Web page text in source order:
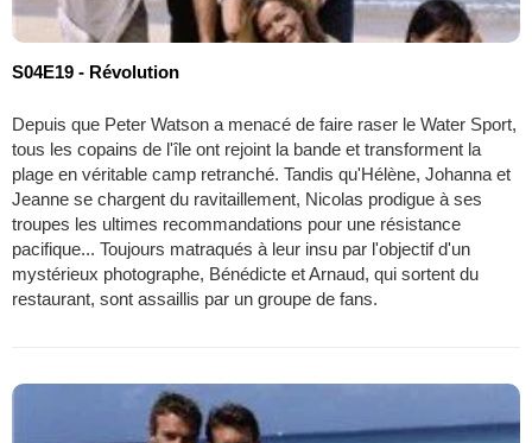
S04E19 - Révolution
Depuis que Peter Watson a menacé de faire raser le Water Sport,
tous les copains de l'île ont rejoint la bande et transforment la
plage en véritable camp retranché. Tandis qu'Hélène, Johanna et
Jeanne se chargent du ravitaillement, Nicolas prodigue à ses
troupes les ultimes recommandations pour une résistance
pacifique... Toujours matraqués à leur insu par l'objectif d'un
mystérieux photographe, Bénédicte et Arnaud, qui sortent du
restaurant, sont assaillis par un groupe de fans.